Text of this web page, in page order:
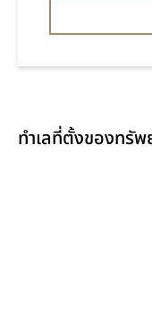
ทำเลที่ตั้งของทรั